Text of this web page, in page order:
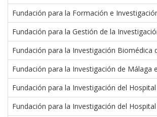
Fundación para la Formación e
Fundación para la Gestión de la
Fundación para la Investigación Biomédica
Fundación para la Investigación de Málaga
Fundación para la Investigación del
Fundación para la Investigación del